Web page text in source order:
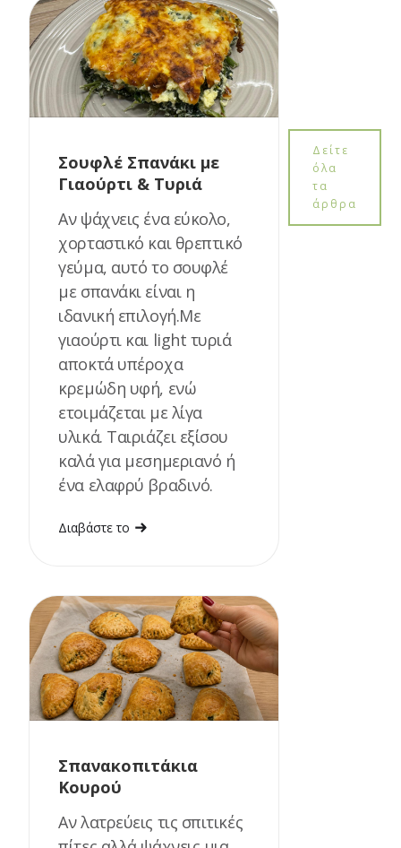
Σουφλέ Σπανάκι με
Γιαούρτι & Τυριά
Αν ψάχνεις ένα εύκολο,
χορταστικό και θρεπτικό
γεύμα, αυτό το σουφλέ
με σπανάκι είναι η
ιδανική επιλογή.Με
γιαούρτι και light τυριά
αποκτά υπέροχα
κρεμώδη υφή, ενώ
ετοιμάζεται με λίγα
υλικά. Ταιριάζει εξίσου
καλά για μεσημεριανό ή
ένα ελαφρύ βραδινό.
Διαβάστε το
Σπανακοπιτάκια
Κουρού
Αν λατρεύεις τις σπιτικές
Δείτε
όλα
τα
άρθρα